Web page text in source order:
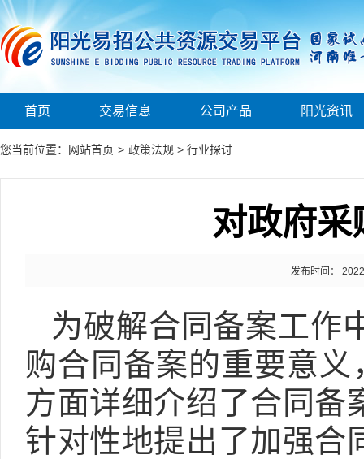
首页 交易信息 公司产品 阳光资讯
您当前位置： 网站首页 > 政策法规 > 行业探讨
对政府
发布时间：
为破解合同备案工作
购合同备案的重要意义
方面详细介绍了合同备
针对性地提出了加强合